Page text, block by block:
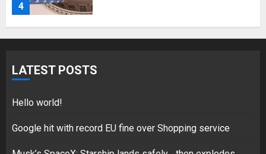
4
5
LATEST POSTS
Hello world!
Google hit with record EU fine over Shopping service